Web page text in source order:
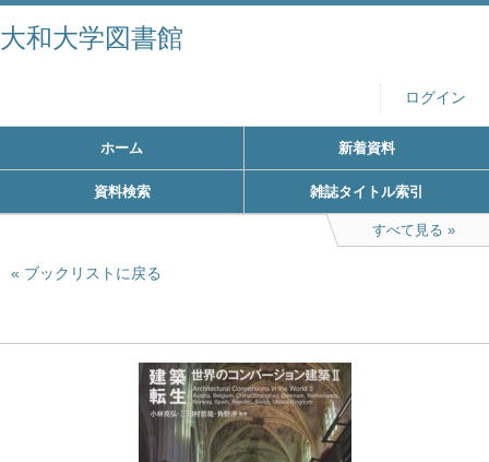
大和大学図書館
ログイン
ホーム 新着資料
資料検索 雑誌タイトル索引
すべて見る
ブックリストに戻る